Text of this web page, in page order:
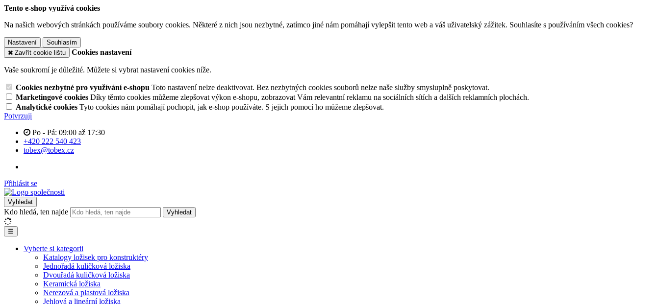
Tento e-shop využívá cookies
Na našich webových stránkách používáme soubory cookies. Některé z nich jsou nezbytné, zatímco jiné nám pomáhají vylepšit tento web a váš uživatelský zážitek. Souhlasíte s používáním všech cookies?
Nastavení
Souhlasím
Zavřít cookie lištu
Cookies nastavení
Vaše soukromí je důležité. Můžete si vybrat nastavení cookies níže.
Cookies nezbytné pro využívání e-shopu Toto nastavení nelze deaktivovat. Bez nezbytných cookies souborů nelze naše služby smysluplně poskytovat.
Marketingové cookies Díky těmto cookies můžeme zlepšovat výkon e-shopu, zobrazovat Vám relevantní reklamu na sociálních sítích a dalších reklamních plochách.
Analytické cookies Tyto cookies nám pomáhají pochopit, jak e-shop používáte. S jejich pomocí ho můžeme zlepšovat.
Potvrzuji
Po - Pá: 09:00 až 17:30
+420 222 540 423
tobex@tobex.cz
Přihlásit se
Vyhledat
Kdo hledá, ten najde Vyhledat
☰
Vyberte si kategorii
Katalogy ložisek pro konstruktéry
Jednořadá kuličková ložiska
Dvouřadá kuličková ložiska
Keramická ložiska
Nerezová a plastová ložiska
Jehlová a lineární ložiska